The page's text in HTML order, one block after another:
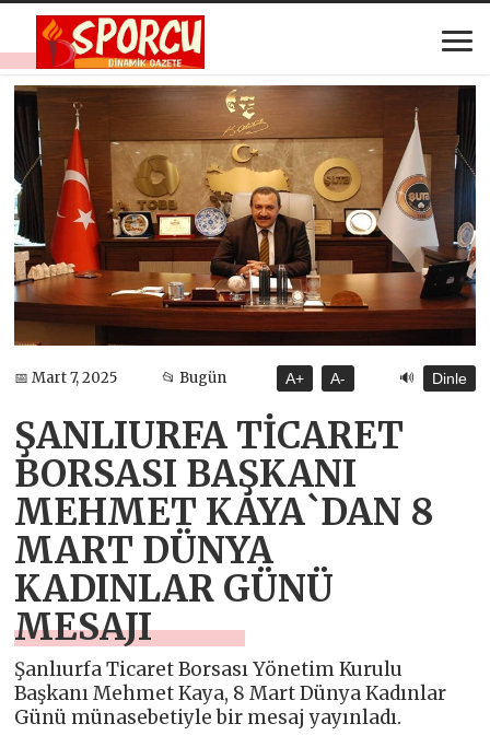
📅 Mart 7, 2025 📂 Bugün A+ A- 🔊 Dinle
ŞANLIURFA TİCARET
BORSASI BAŞKANI
MEHMET KAYA`DAN 8
MART DÜNYA
KADINLAR GÜNÜ
MESAJI
Şanlıurfa Ticaret Borsası Yönetim Kurulu
Başkanı Mehmet Kaya, 8 Mart Dünya Kadınlar
Günü münasebetiyle bir mesaj yayınladı.